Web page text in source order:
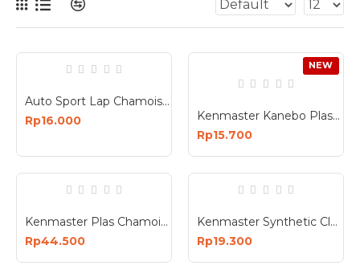
Auto Sport Lap Chamois Kanebo Kualitas Bagus
Rp16.000
NEW
Kenmaster Kanebo Plas Chamois Refill Lap Multifungsi 43x32 cm isi 1 Pcs
Rp15.700
Kenmaster Plas Chamois 2 Pcs Bonus Container
Rp44.500
Kenmaster Synthetic Cloth Plas Chamois Kanebo
Rp19.300